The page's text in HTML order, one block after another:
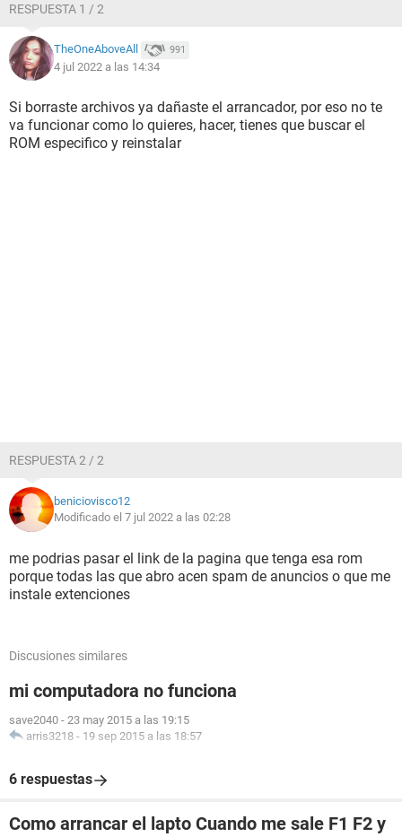
RESPUESTA 1 / 2
TheOneAboveAll 991
4 jul 2022 a las 14:34
Si borraste archivos ya dañaste el arrancador, por eso no te
va funcionar como lo quieres, hacer, tienes que buscar el
ROM especifico y reinstalar
RESPUESTA 2 / 2
beniciovisco12
Modificado el 7 jul 2022 a las 02:28
me podrias pasar el link de la pagina que tenga esa rom
porque todas las que abro acen spam de anuncios o que me
instale extenciones
Discusiones similares
mi computadora no funciona
save2040 - 23 may 2015 a las 19:15
arris3218 - 19 sep 2015 a las 18:57
6 respuestas
Como arrancar el lapto Cuando me sale F1 F2 y